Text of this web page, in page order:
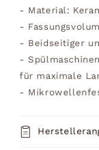
- Material:
-
- Beidseitiger
-
für maximale
-